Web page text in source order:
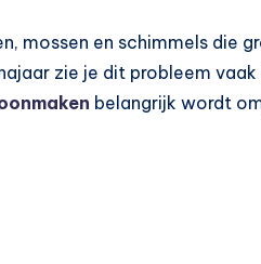
mossen en schimmels die
zie je dit probleem
belangrijk wordt